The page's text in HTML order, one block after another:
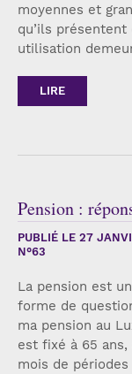
moyennes et
qu’ils
utilisation
LIRE
Pension :
PUBLIÉ LE 27
N°63
La pension est
forme de
ma pension au
est fixé à 65 ans,
mois de